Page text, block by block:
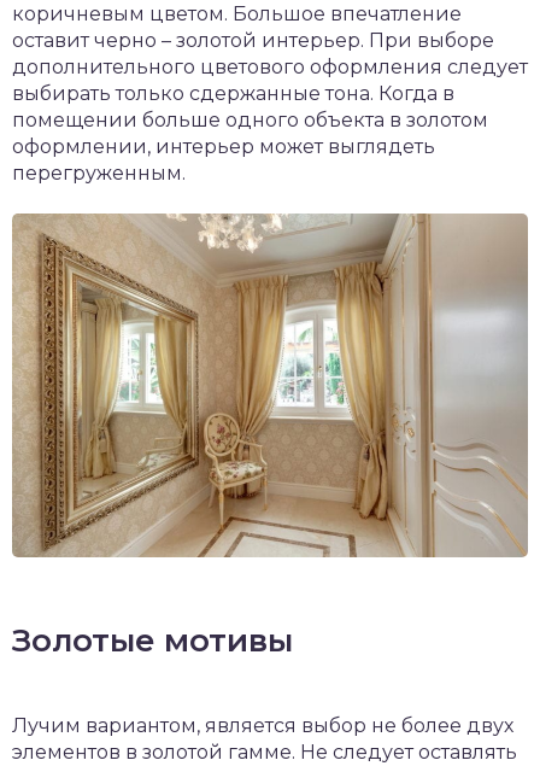
коричневым цветом. Большое впечатление
оставит черно – золотой интерьер. При выборе
дополнительного цветового оформления следует
выбирать только сдержанные тона. Когда в
помещении больше одного объекта в золотом
оформлении, интерьер может выглядеть
перегруженным.
Золотые мотивы
Лучим вариантом, является выбор не более двух
элементов в золотой гамме. Не следует оставлять